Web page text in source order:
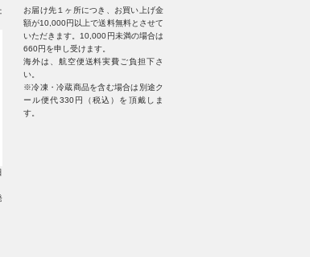
お届け先１ヶ所につき、お買い上げ金
額が10,000円以上で送料無料とさせて
いただきます。10,000円未満の場合は
660円を申し受けます。
海外は、航空便送料実費ご負担下さ
い。
※冷凍・冷蔵商品を含む場合は別途ク
ール便代330円（税込）を頂戴しま
す。